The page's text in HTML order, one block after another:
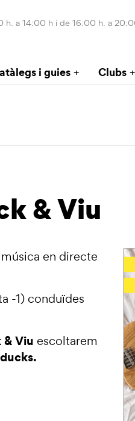
h. a 14:00 h i de 16:00 h. a
i guies Clubs
& Viu
en directe
-1) conduïdes
& Viu escoltarem